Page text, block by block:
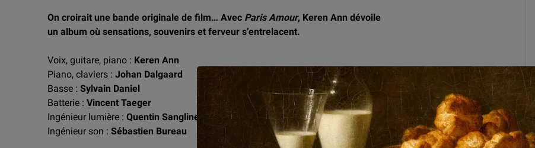
On croirait une bande originale de film… Avec Paris Amour, Keren Ann dévoile
un album où sensations, souvenirs et ferveur s’entrelacent.
Voix, guitare, piano : Keren Ann
Piano, claviers : Johan Dalgaard
Basse : Sylvain Daniel
Batterie : Vincent Taeger
Ingénieur lumière : Quentin Sangline
Ingénieur son : Sébastien Bureau